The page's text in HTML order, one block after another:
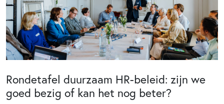
Rondetafel duurzaam HR-beleid: zijn we
goed bezig of kan het nog beter?